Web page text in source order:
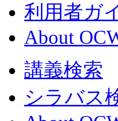
利用者ガ
About
講義検索
シラバス